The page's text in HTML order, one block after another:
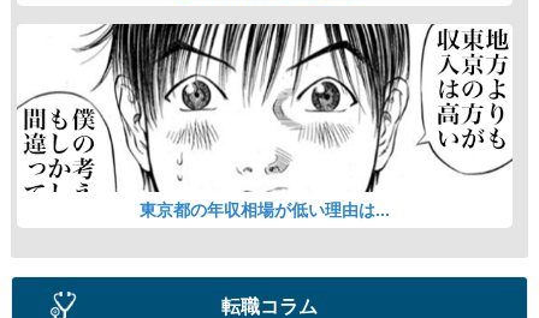
東京都の年収相場が低い理由は...
転職コラム